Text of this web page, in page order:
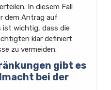
In diesem Fall
dem Antrag auf
ist wichtig, dass die
klar definiert
zu vermeiden.
gibt es
bei der